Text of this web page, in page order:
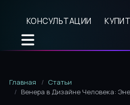
КОНСУЛЬТАЦИИ
Главная
Статьи
Венера в Дизайне Человека: